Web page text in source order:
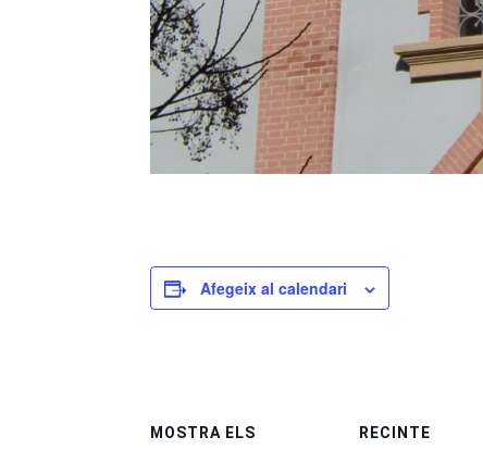
Afegeix al calendari
MOSTRA ELS RECINTE